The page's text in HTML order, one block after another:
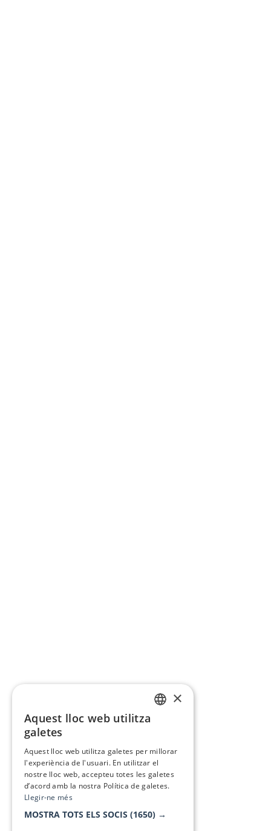
×
Aquest lloc web utilitza
galetes
Aquest lloc web utilitza galetes per millorar
l'experiència de l'usuari. En utilitzar el
nostre lloc web, accepteu totes les galetes
d’acord amb la nostra Política de galetes.
Llegir-ne més
MOSTRA TOTS ELS SOCIS (1650) →